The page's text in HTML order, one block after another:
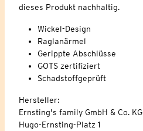
dieses Produkt nachhaltig.
Wickel-Design
Raglanärmel
Gerippte Abschlüsse
GOTS zertifiziert
Schadstoffgeprüft
Hersteller:
Ernsting's family GmbH & Co. KG
Hugo-Ernsting-Platz 1